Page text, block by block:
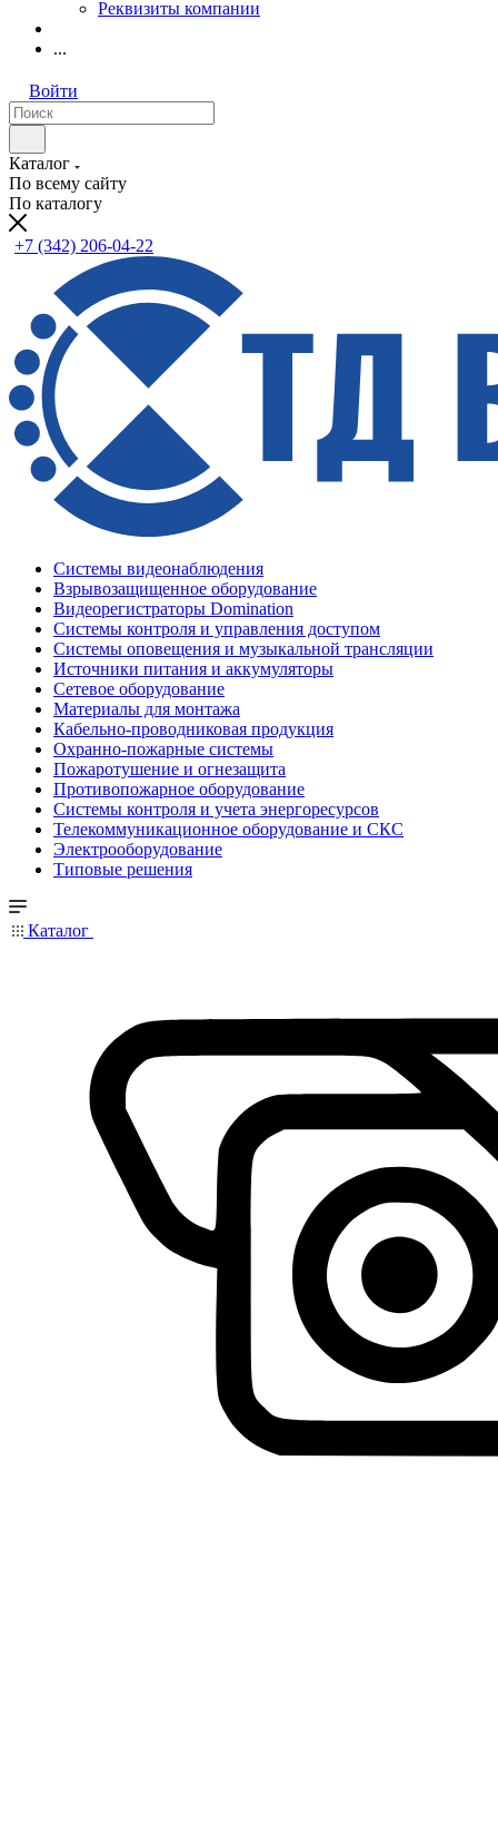
Реквизиты компании
...
Войти
Каталог
По всему сайту
По каталогу
+7 (342) 206-04-22
Системы видеонаблюдения
Взрывозащищенное оборудование
Видеорегистраторы Domination
Системы контроля и управления доступом
Системы оповещения и музыкальной трансляции
Источники питания и аккумуляторы
Сетевое оборудование
Материалы для монтажа
Кабельно-проводниковая продукция
Охранно-пожарные системы
Пожаротушение и огнезащита
Противопожарное оборудование
Системы контроля и учета энергоресурсов
Телекоммуникационное оборудование и СКС
Электрооборудование
Типовые решения
Каталог